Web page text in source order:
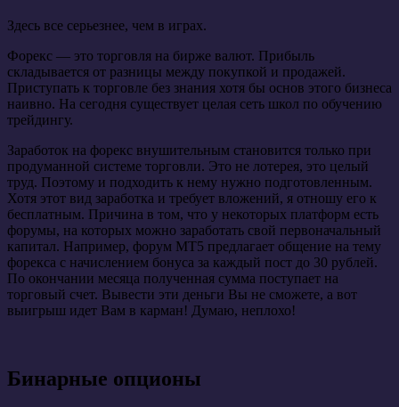
Здесь все серьезнее, чем в играх.
Форекс — это торговля на бирже валют. Прибыль
складывается от разницы между покупкой и продажей.
Приступать к торговле без знания хотя бы основ этого бизнеса
наивно. На сегодня существует целая сеть школ по обучению
трейдингу.
Заработок на форекс внушительным становится только при
продуманной системе торговли. Это не лотерея, это целый
труд. Поэтому и подходить к нему нужно подготовленным.
Хотя этот вид заработка и требует вложений, я отношу его к
бесплатным. Причина в том, что у некоторых платформ есть
форумы, на которых можно заработать свой первоначальный
капитал. Например, форум MT5 предлагает общение на тему
форекса с начислением бонуса за каждый пост до 30 рублей.
По окончании месяца полученная сумма поступает на
торговый счет. Вывести эти деньги Вы не сможете, а вот
выигрыш идет Вам в карман! Думаю, неплохо!
Бинарные опционы